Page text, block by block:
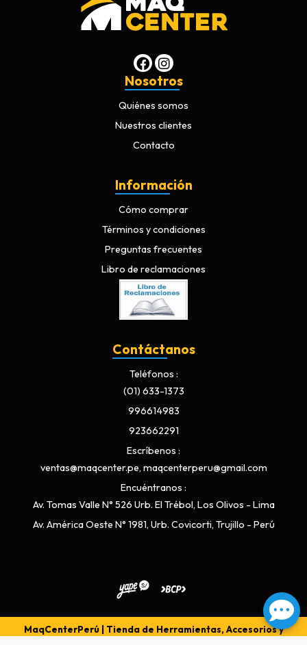
Nosotros
Quiénes somos
Nuestros clientes
Contacto
Información
Cómo comprar
Términos y condiciones
Preguntas frecuentes
Libro de reclamaciones
Contáctanos
Teléfonos
(01) 633-1373
996614983
923662291
Escríbenos
ventas@maqcenter.pe, maqcenterperu@gmail.com
Encuéntranos
Av. Tomas Valle N° 526 Urb. El Trébol, Los Olivos - Lima
Av. América Oeste N° 1981, Urb. Covicorti, Trujillo - Perú
MaqCenterPerú | Tienda de Herramientas, Accesorios y